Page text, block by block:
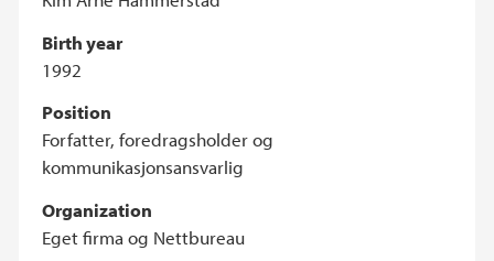
Birth year
1992
Position
Forfatter, foredragsholder og
kommunikasjonsansvarlig
Organization
Eget firma og Nettbureau